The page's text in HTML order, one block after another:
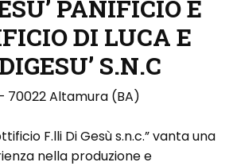
PANIFICIO E
DI LUCA E
S.N.C
70022 Altamura (BA)
F.lli Di Gesù s.n.c.” vanta una
nella produzione e